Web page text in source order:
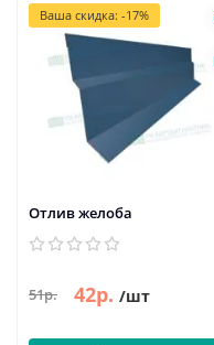
Ваша скидка: -17%
Отлив желоба
51р. 42р. /шт